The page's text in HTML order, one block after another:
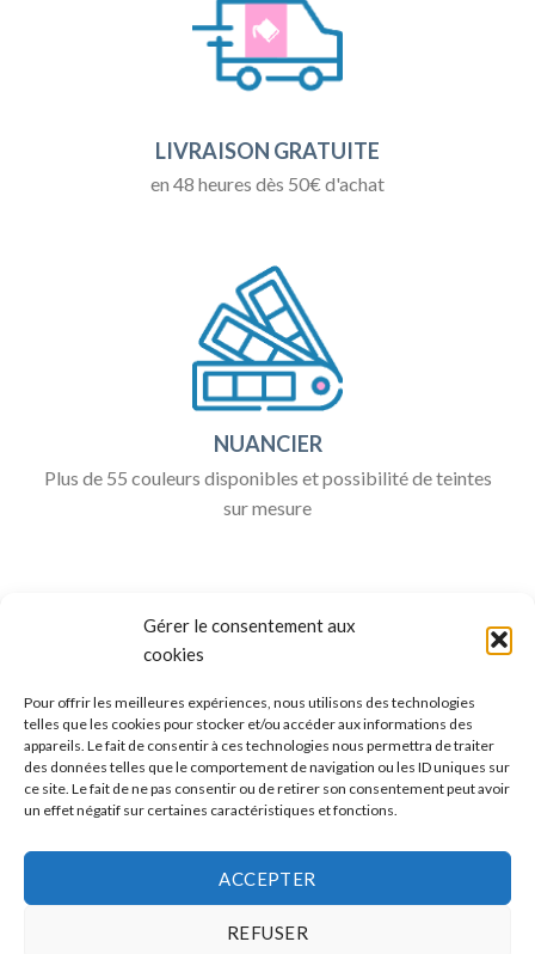
Gérer le consentement aux
cookies
Pour offrir les meilleures expériences, nous utilisons des technologies
telles que les cookies pour stocker et/ou accéder aux informations des
appareils. Le fait de consentir à ces technologies nous permettra de traiter
des données telles que le comportement de navigation ou les ID uniques sur
ce site. Le fait de ne pas consentir ou de retirer son consentement peut avoir
un effet négatif sur certaines caractéristiques et fonctions.
ACCEPTER
REFUSER
LIVRAISON GRATUITE
en 48 heures dès 50€ d'achat
NUANCIER
Plus de 55 couleurs disponibles et possibilité de teintes
sur mesure
ALLO BOX DÉCO
Une question ?